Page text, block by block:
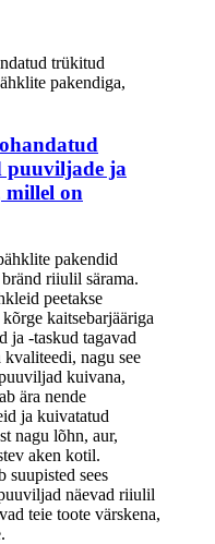
ja
millel on
pakendid
riiulil särama.
peetakse
kaitsebarjääriga
ja -taskud tagavad
nagu see
kuivana,
ära nende
ja kuivatatud
nagu lõhn, aur,
aken kotil.
suupisted sees
näevad riiulil
teie toote värskena,